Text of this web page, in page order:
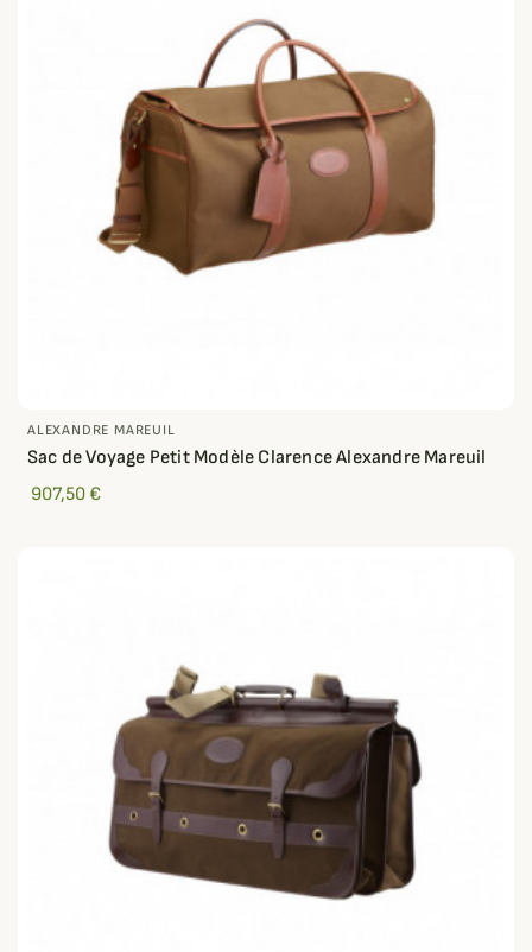
ALEXANDRE MAREUIL
Sac de Voyage Petit Modèle Clarence Alexandre Mareuil
907,50 €